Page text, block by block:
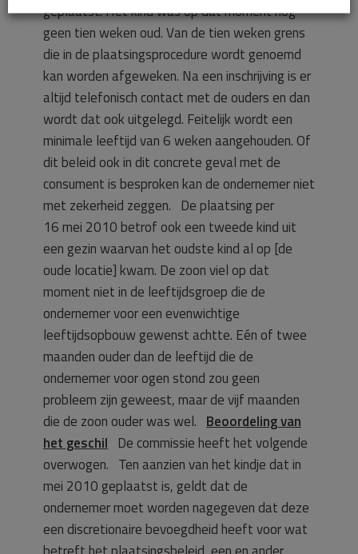
geplaatst. Het kind was op dat moment nog
geen tien weken oud. Van de tien weken grens
die in de plaatsingsprocedure wordt genoemd
kan worden afgeweken. Na een inschrijving is er
altijd telefonisch contact met de ouders en dan
wordt dat ook uitgelegd. Feitelijk wordt een
minimale leeftijd van 6 weken aangehouden. Of
dit beleid ook in dit concrete geval met de
consument is besproken kan de ondernemer niet
met zekerheid zeggen. De plaatsing per
16 mei 2010 betrof ook een tweede kind uit
een gezin waarvan het oudste kind al op [de
oude locatie] kwam. De zoon viel op dat
moment niet in de leeftijdsgroep die de
ondernemer voor een evenwichtige
leeftijdsopbouw gewenst achtte. Eén of twee
maanden ouder dan de leeftijd die de
ondernemer voor ogen stond zou geen
probleem zijn geweest, maar de vijf maanden
die de zoon ouder was wel. Beoordeling van
het geschil De commissie heeft het volgende
overwogen. Ten aanzien van het kindje dat in
mei 2010 geplaatst is, geldt dat de
ondernemer moet worden nagegeven dat deze
een discretionaire bevoegdheid heeft voor wat